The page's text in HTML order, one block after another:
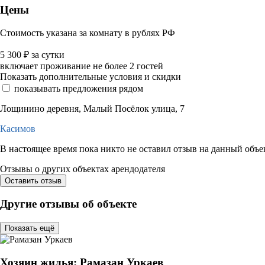
Цены
Стоимость указана за комнату в рублях РФ
5 300 ₽ за сутки
включает проживание не более 2 гостей
Показать дополнительные условия и скидки
показывать предложения рядом
Лощинино деревня, Малый Посёлок улица, 7
Касимов
В настоящее время пока никто не оставил отзыв на данный
Отзывы о других объектах арендодателя
Оставить отзыв
Другие отзывы об объекте
Показать ещё
Хозяин жилья: Рамазан Уркаев